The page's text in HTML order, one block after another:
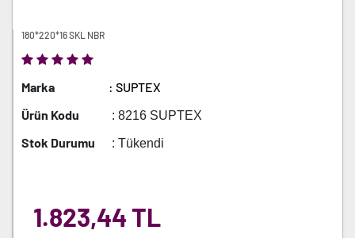
180*220*16 SKL NBR
Marka
: SUPTEX
Ürün Kodu
: 8216 SUPTEX
Stok Durumu : Tükendi
1.823,44 TL